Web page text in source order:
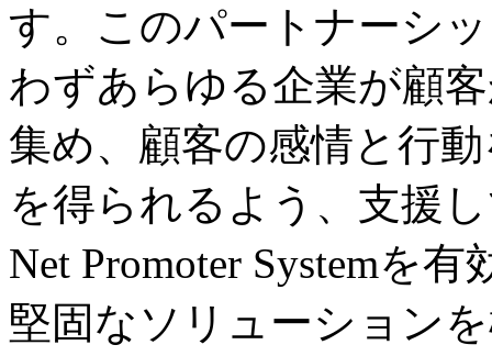
す。このパートナーシ
わずあらゆる企業が顧
集め、顧客の感情と行
を得られるよう、支援
Net Promoter Systemを
堅固なソリューション